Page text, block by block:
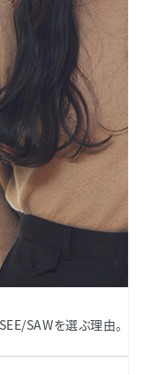
SAWを選ぶ理由。